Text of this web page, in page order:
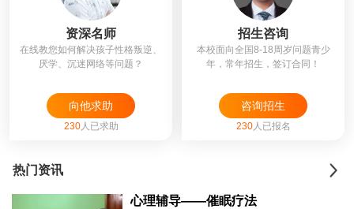
资深名师
在线教您如何解决孩子性格叛逆、
厌学、沉迷网络等问题？
向他求助
230人已求助
招生咨询
本校面向全国8-18周岁问题青少
年，常年招生，签订合同！
咨询招生
230人已报名
热门资讯
心理辅导——催眠疗法